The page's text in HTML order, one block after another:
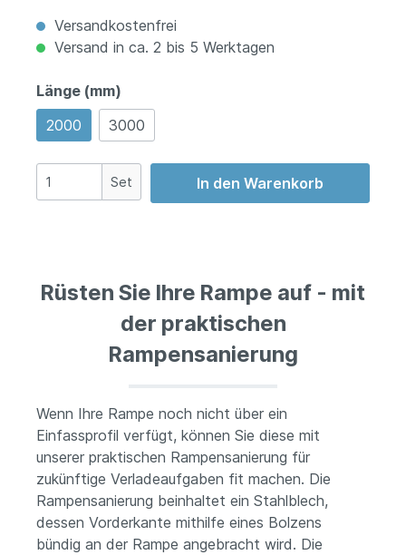
Versandkostenfrei
Versand in ca. 2 bis 5 Werktagen
Länge (mm)
2000
3000
Set In den Warenkorb
Rüsten Sie Ihre Rampe auf - mit
der praktischen
Rampensanierung
Wenn Ihre Rampe noch nicht über ein
Einfassprofil verfügt, können Sie diese mit
unserer praktischen Rampensanierung für
zukünftige Verladeaufgaben fit machen. Die
Rampensanierung beinhaltet ein Stahlblech,
dessen Vorderkante mithilfe eines Bolzens
bündig an der Rampe angebracht wird. Die